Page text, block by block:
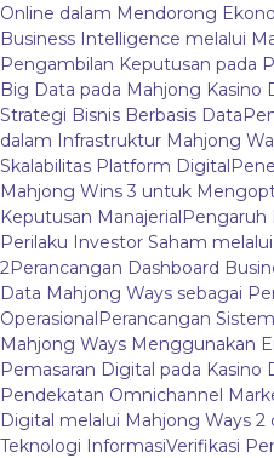
Online dalam Mendorong
Business Intelligence melalui
Pengambilan Keputusan pada
Big Data pada Mahjong Kasino
Strategi Bisnis Berbasis Data
dalam Infrastruktur Mahjong
Skalabilitas Platform Digital
Mahjong Wins 3 untuk
Keputusan ManajerialPengaruh
Perilaku Investor Saham
2Perancangan Dashboard
Data Mahjong Ways sebagai
OperasionalPerancangan
Mahjong Ways Menggunakan
Pemasaran Digital pada
Pendekatan Omnichannel
Digital melalui Mahjong Ways
Teknologi InformasiVerifikasi